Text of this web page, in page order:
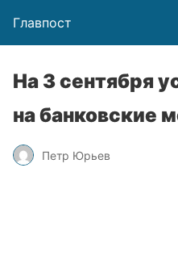
Главпост
На 3 сентября
на банковские
Петр Юрьев